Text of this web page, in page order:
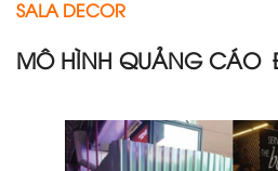
SALA DECOR
MÔ HÌNH QUẢNG CÁO